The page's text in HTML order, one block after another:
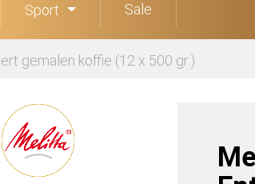
Sport Sale
gemalen koffie (12 x 500 gr.)